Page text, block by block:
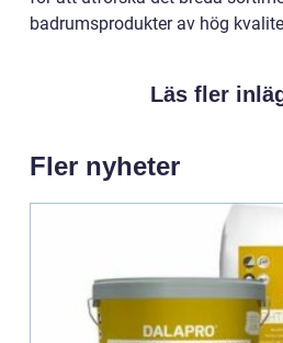
badrumsprodukter av hög
Läs fler
Fler nyheter